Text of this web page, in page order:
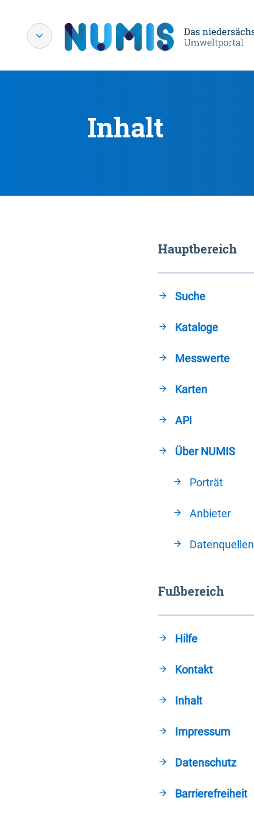
Inhalt
Hauptbereich
Suche
Kataloge
Messwerte
Karten
API
Über NUMIS
Porträt
Anbieter
Datenquellen
Fußbereich
Hilfe
Kontakt
Inhalt
Impressum
Datenschutz
Barrierefreiheit